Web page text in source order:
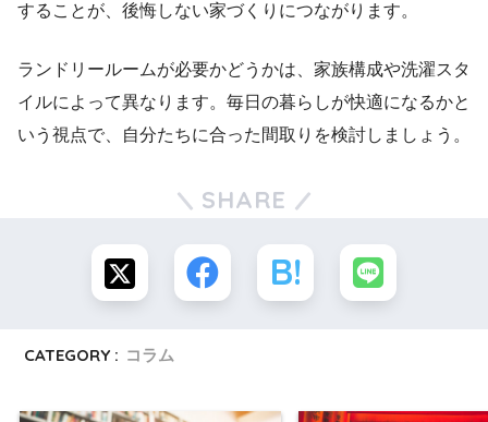
することが、後悔しない家づくりにつながります。
ランドリールームが必要かどうかは、家族構成や洗濯スタ
イルによって異なります。毎日の暮らしが快適になるかと
いう視点で、自分たちに合った間取りを検討しましょう。
SHARE
CATEGORY : コラム